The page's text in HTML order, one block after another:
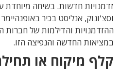
וסצ'ונוק, אנליסט בכיר
ההזדמנויות והדילמות של חברות
במציאות החדשה והנפיצה הזו.
קלף מיקוח או